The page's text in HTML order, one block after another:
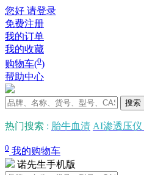
您好 请登录
免费注册
我的订单
我的收藏
购物车(0)
帮助中心
搜索
热门搜索 : 胎牛血清 AI渗透压仪
0 我的购物车
诺先生手机版